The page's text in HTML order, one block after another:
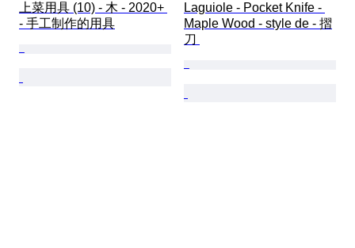
上菜用具 (10) - 木 - 2020+
- 手工制作的用具
Laguiole - Pocket Knife -
Maple Wood - style de - 摺
刀